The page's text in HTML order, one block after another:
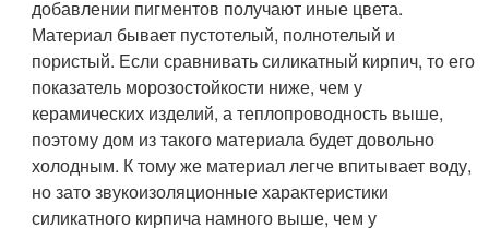
добавлении пигментов получают иные цвета.
Материал бывает пустотелый, полнотелый и
пористый. Если сравнивать силикатный кирпич, то его
показатель морозостойкости ниже, чем у
керамических изделий, а теплопроводность выше,
поэтому дом из такого материала будет довольно
холодным. К тому же материал легче впитывает воду,
но зато звукоизоляционные характеристики
силикатного кирпича намного выше, чем у